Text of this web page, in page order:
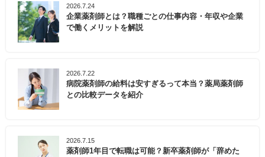
2026.7.24
企業薬剤師とは？職種ごとの仕事内容・年収や企業
で働くメリットを解説
2026.7.22
病院薬剤師の給料は安すぎるって本当？薬局薬剤師
との比較データを紹介
2026.7.15
薬剤師1年目で転職は可能？新卒薬剤師が「辞めた